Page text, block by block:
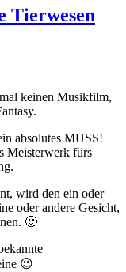
Tierwesen
keinen Musikfilm,
absolutes MUSS!
Meisterwerk fürs
wird den ein oder
oder andere Gesicht,
🙂
😉